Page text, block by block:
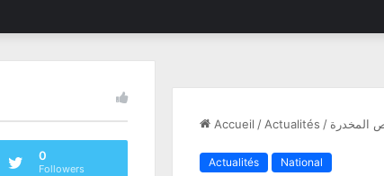
Accueil / Actualités / المخدرة
Actualités National
0
Followers